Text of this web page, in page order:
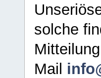
solche
Mail